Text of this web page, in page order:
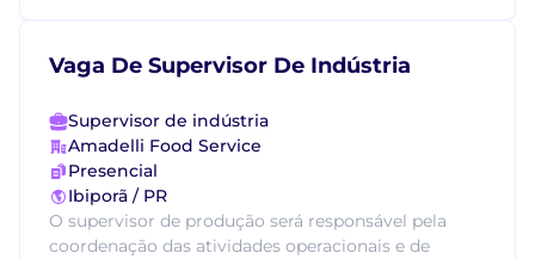
Vaga De Supervisor De Indústria
Supervisor de indústria
Amadelli Food Service
Presencial
Ibiporã / PR
O supervisor de produção será responsável pela
coordenação das atividades operacionais e de